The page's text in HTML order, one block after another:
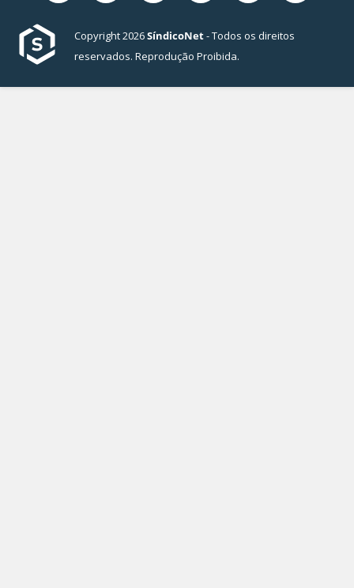
Copyright 2026SíndicoNet- Todos os direitos
reservados. Reprodução Proibida.